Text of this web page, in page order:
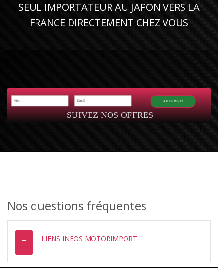
SEUL IMPORTATEUR AU JAPON VERS LA
FRANCE DIRECTEMENT CHEZ VOUS
SUIVEZ NOS OFFRES
SOUSCRIRE!
Nos questions fréquentes
LIENS INFOS MOTORIMPORT